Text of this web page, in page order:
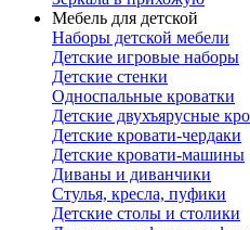
Мебель для детской
Наборы детской мебели
Детские игровые наборы
Детские стенки
Односпальные кроватки
Детские двухъярусные
Детские кровати-чердаки
Детские кровати-машины
Диваны и диванчики
Стулья, кресла, пуфики
Детские столы и столики